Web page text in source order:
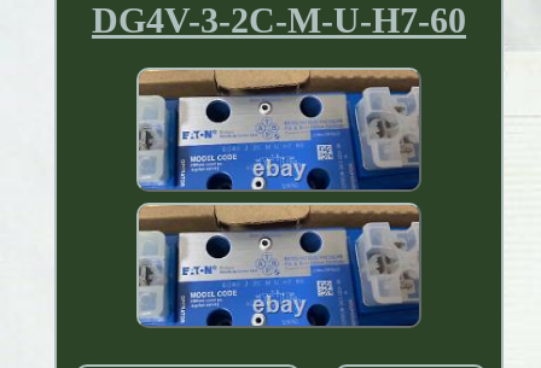
DG4V-3-2C-M-U-H7-60